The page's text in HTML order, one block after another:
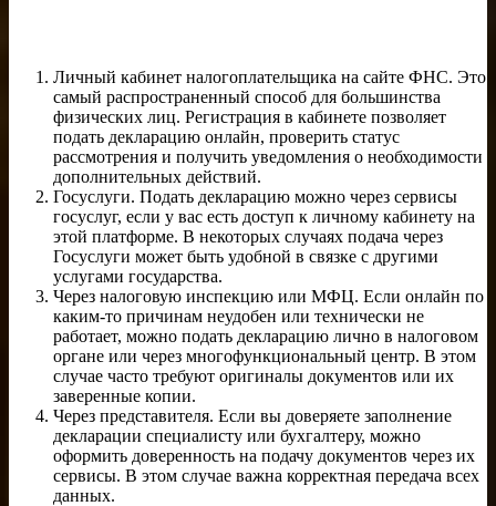
Личный кабинет налогоплательщика на сайте ФНС. Это
самый распространенный способ для большинства
физических лиц. Регистрация в кабинете позволяет
подать декларацию онлайн, проверить статус
рассмотрения и получить уведомления о необходимости
дополнительных действий.
Госуслуги. Подать декларацию можно через сервисы
госуслуг, если у вас есть доступ к личному кабинету на
этой платформе. В некоторых случаях подача через
Госуслуги может быть удобной в связке с другими
услугами государства.
Через налоговую инспекцию или МФЦ. Если онлайн по
каким-то причинам неудобен или технически не
работает, можно подать декларацию лично в налоговом
органе или через многофункциональный центр. В этом
случае часто требуют оригиналы документов или их
заверенные копии.
Через представителя. Если вы доверяете заполнение
декларации специалисту или бухгалтеру, можно
оформить доверенность на подачу документов через их
сервисы. В этом случае важна корректная передача всех
данных.